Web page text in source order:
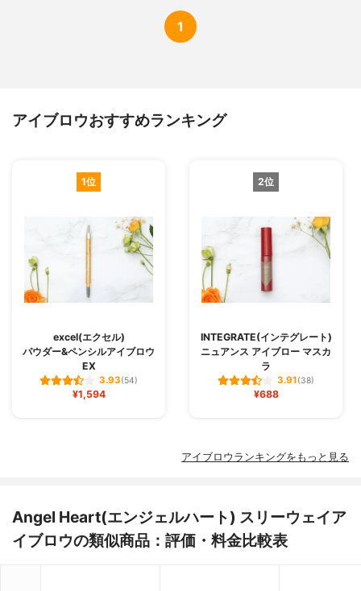
1
アイブロウおすすめランキング
1位
excel(エクセル)
パウダー&ペンシルアイブロウ
EX
3.93(54)
¥1,594
2位
INTEGRATE(インテグレート)
ニュアンス アイブロー マスカ
ラ
3.91(38)
¥688
アイブロウランキングをもっと見る
Angel Heart(エンジェルハート) スリーウェイア
イブロウの類似商品：評価・料金比較表